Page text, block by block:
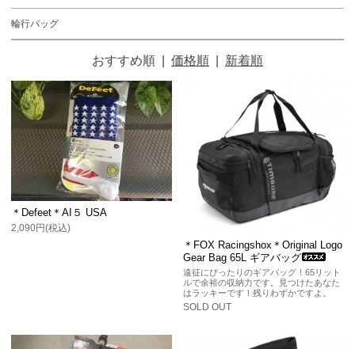
輪行バッグ
おすすめ順 価格順 新着順
＊Defeet＊AI５ USA
2,090円(税込)
＊FOX Racingshox＊Original Logo
Gear Bag 65L ギアバッグ
遠征にぴったりのギアバッグ！65リット
ルで余裕の収納力です。見つけたあなた
はラッキーです！残りわずかですよ。
SOLD OUT